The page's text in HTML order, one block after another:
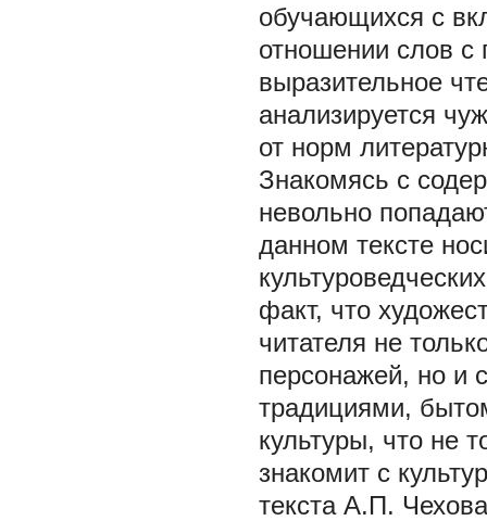
обучающихся с
отношении слов
выразительное
анализируется
от норм
Знакомясь с
невольно
данном тексте
факт, что
читателя не
персонажей, но и
традициями,
культуры, что не
знакомит с
текста А.П.